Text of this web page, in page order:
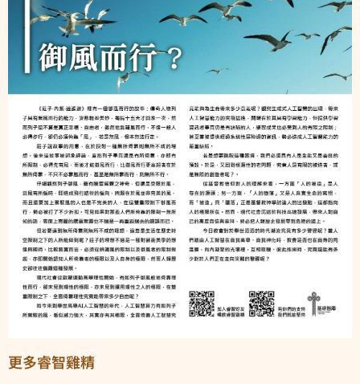
更多睿智雞精